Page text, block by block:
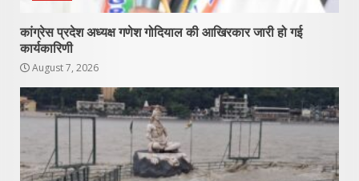
कांग्रेस प्रदेश अध्यक्ष गणेश गोदियाल की आखिरकार जारी हो गई
कार्यकारिणी
August 7, 2026